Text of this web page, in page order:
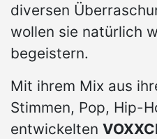
diversen
wollen sie natürlich
begeistern.
Mit ihrem Mix aus
Stimmen, Pop, Hip-
entwickelten